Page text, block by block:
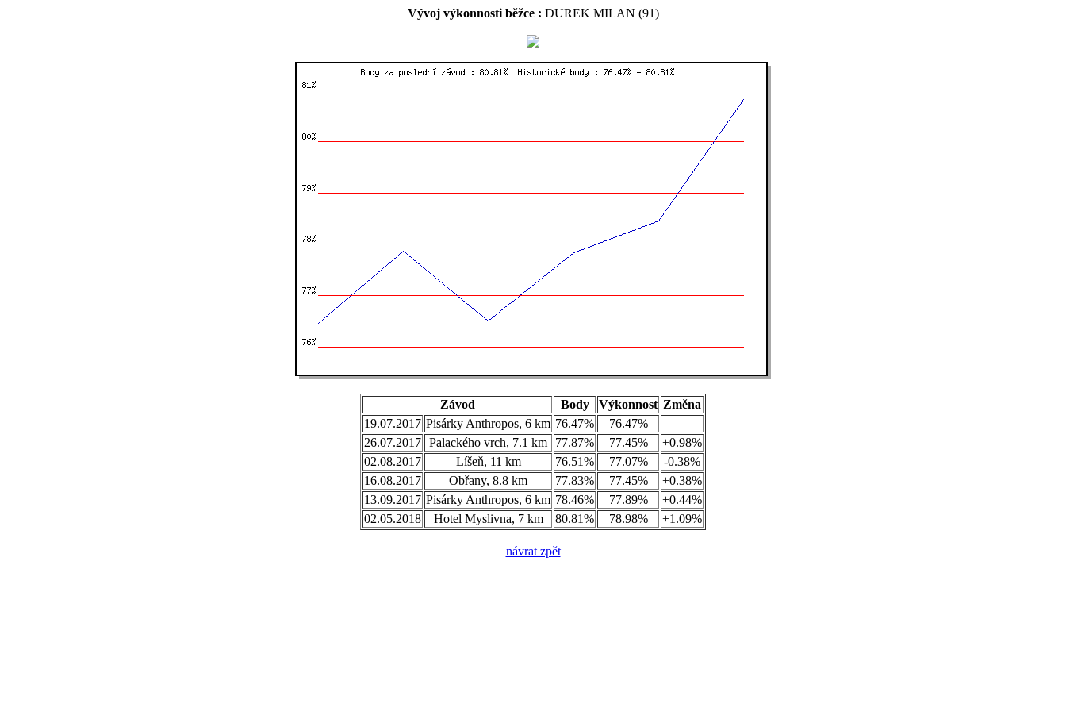
Vývoj výkonnosti běžce : DUREK MILAN (91)
Závod Body Výkonnost Změna
19.07.2017 Pisárky Anthropos, 6 km 76.47%
76.47%
26.07.2017 Palackého vrch, 7.1 km 77.87% 77.45%
+0.98%
02.08.2017
Líšeň, 11 km 76.51% 77.07%
-0.38%
16.08.2017
Obřany, 8.8 km 77.83% 77.45%
+0.38%
13.09.2017 Pisárky Anthropos, 6 km 78.46% 77.89%
+0.44%
02.05.2018
Hotel Myslivna, 7 km 80.81% 78.98% +1.09%
návrat zpět